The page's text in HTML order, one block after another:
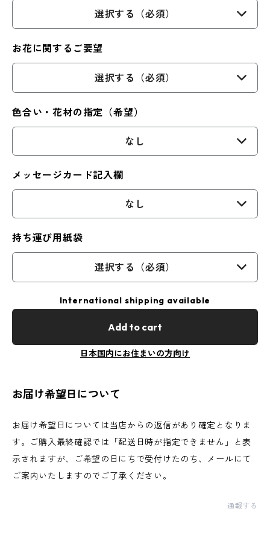
選択する（必須）
お花に関するご要望
選択する（必須）
色合い・花材の指定（希望）
なし
メッセージカード記入欄
なし
持ち運び用紙袋
選択する（必須）
International shipping available
Add to cart
日本国内にお住まいの方向け
お届け希望日について
お届け希望日については当店からの返信があり確定となりま
す。ご購入最終確認では「配送日時が指定できません」と表
示されますが、ご希望の日にちで受付けたのち、メールにて
ご案内いたしますのでご了承ください。
通報する